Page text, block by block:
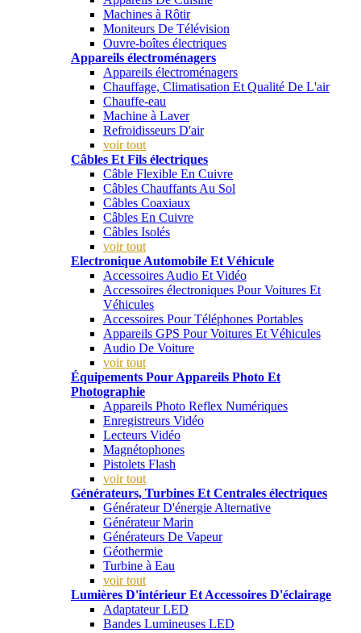
Machines à Rôtir
Moniteurs De Télévision
Ouvre-boîtes électriques
Appareils électroménagers
Appareils électroménagers
Chauffage, Climatisation Et Qualité De L'air
Chauffe-eau
Machine à Laver
Refroidisseurs D'air
voir tout
Câbles Et Fils électriques
Câble Flexible En Cuivre
Câbles Chauffants Au Sol
Câbles Coaxiaux
Câbles En Cuivre
Câbles Isolés
voir tout
Electronique Automobile Et Véhicule
Accessoires Audio Et Vidéo
Accessoires électroniques Pour Voitures Et
Véhicules
Accessoires Pour Téléphones Portables
Appareils GPS Pour Voitures Et Véhicules
Audio De Voiture
voir tout
Équipements Pour Appareils Photo Et
Photographie
Appareils Photo Reflex Numériques
Enregistreurs Vidéo
Lecteurs Vidéo
Magnétophones
Pistolets Flash
voir tout
Générateurs, Turbines Et Centrales électriques
Générateur D'énergie Alternative
Générateur Marin
Générateurs De Vapeur
Géothermie
Turbine à Eau
voir tout
Lumières D'intérieur Et Accessoires D'éclairage
Adaptateur LED
Bandes Lumineuses LED